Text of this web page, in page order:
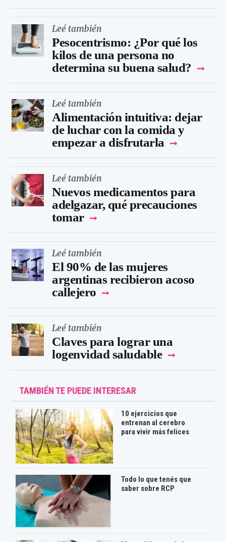
Leé también
Pesocentrismo: ¿Por qué los
kilos de una persona no
determina su buena salud?
Leé también
Alimentación intuitiva: dejar
de luchar con la comida y
empezar a disfrutarla
Leé también
Nuevos medicamentos para
adelgazar, qué precauciones
tomar
Leé también
El 90% de las mujeres
argentinas recibieron acoso
callejero
Leé también
Claves para lograr una
logenvidad saludable
TAMBIÉN TE PUEDE INTERESAR
10 ejercicios que
entrenan al cerebro
para vivir más felices
Todo lo que tenés que
saber sobre RCP